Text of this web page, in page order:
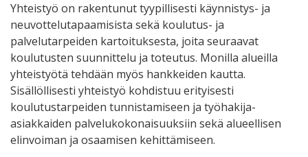
Yhteistyö on rakentunut tyypillisesti käynnistys- ja
neuvottelutapaamisista sekä koulutus- ja
palvelutarpeiden kartoituksesta, joita seuraavat
koulutusten suunnittelu ja toteutus. Monilla alueilla
yhteistyötä tehdään myös hankkeiden kautta.
Sisällöllisesti yhteistyö kohdistuu erityisesti
koulutustarpeiden tunnistamiseen ja työhakija-
asiakkaiden palvelukokonaisuuksiin sekä alueellisen
elinvoiman ja osaamisen kehittämiseen.